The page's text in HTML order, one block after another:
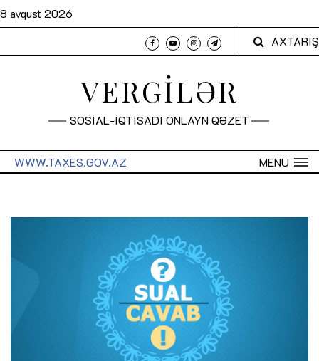
8 avqust 2026
AXTARIŞ
VERGİLƏR
SOSİAL-İQTİSADİ ONLAYN QƏZET
MENU
WWW.TAXES.GOV.AZ